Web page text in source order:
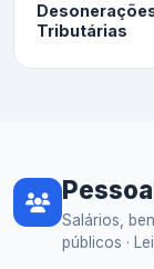
Tributárias
Salários,
públicos ·